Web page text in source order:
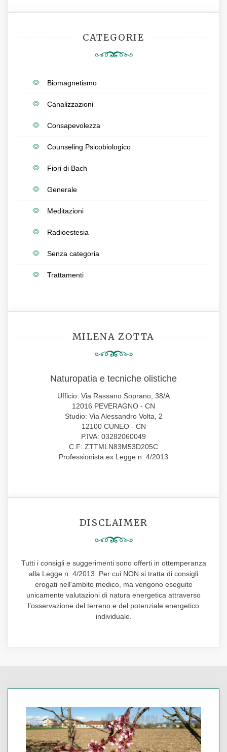
CATEGORIE
Biomagnetismo
Canalizzazioni
Consapevolezza
Counseling Psicobiologico
Fiori di Bach
Generale
Meditazioni
Radioestesia
Senza categoria
Trattamenti
MILENA ZOTTA
Naturopatia e tecniche olistiche
Ufficio: Via Rassano Soprano, 38/A
12016 PEVERAGNO - CN
Studio: Via Alessandro Volta, 2
12100 CUNEO - CN
P.IVA: 03282060049
C.F: ZTTMLN83M53D205C
Professionista ex Legge n. 4/2013
DISCLAIMER
Tutti i consigli e suggerimenti sono offerti in ottemperanza
alla Legge n. 4/2013. Per cui NON si tratta di consigli
erogati nell'ambito medico, ma vengono eseguite
unicamente valutazioni di natura energetica attraverso
l’osservazione del terreno e del potenziale energetico
individuale.